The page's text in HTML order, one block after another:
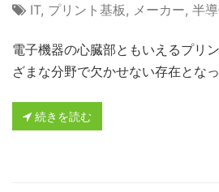
IT, プリント基板 , メーカー, 半
電子機器の心臓部ともいえるプリ
ざまな分野で欠かせない存在となっ
続きを読む